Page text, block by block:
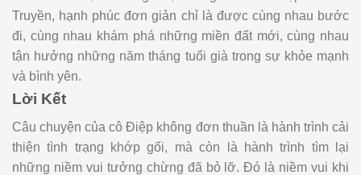
Truyền, hạnh phúc đơn giản chỉ là được cùng nhau bước
đi, cùng nhau khám phá những miền đất mới, cùng nhau
tận hưởng những năm tháng tuổi già trong sự khỏe mạnh
và bình yên.
Lời Kết
Câu chuyện của cô Điệp không đơn thuần là hành trình cải
thiện tình trạng khớp gối, mà còn là hành trình tìm lại
những niềm vui tưởng chừng đã bỏ lỡ. Đó là niềm vui khi